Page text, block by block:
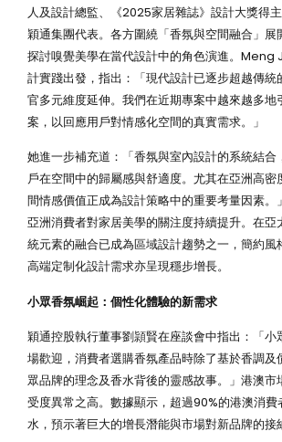
人及設計總監、《2025家居雜誌》設計大獎得
穎通集團代表。各方圍繞「香氛與空間融合」展
探討嗅覺美學在當代設計中的角色演進。Meng
計實踐出發，指出：「現代設計已逐步超越傳統
官多元維度延伸。我們在近期專案中越來越多地
案，以回應用戶對情感化空間的真實需求。」
她進一步補充道：「香氛與室內設計的系統結合
戶在空間中的歸屬感與舒適度。尤其在亞洲高密
間情感價值正成為設計策略中的重要考量因素。
亞洲消費者對家居美學的關注度持續提升。在亞
統元素的融合已成為區域設計趨勢之一，簡約風
高端定制化設計需求亦呈現穩步增長。
小眾香氛崛起：個性化體驗的新需求
穎通控股執行董事劉頴賢在座談會中指出：「小
場歡迎，消費者選購香氛產品時除了基於香調及
眾品牌的理念及香水背後的靈感故事。」港澳市
受度異常之高。數據顯示，超過90%的港澳消費
水，預示著巨大的增長潛能與市場對新品牌的接